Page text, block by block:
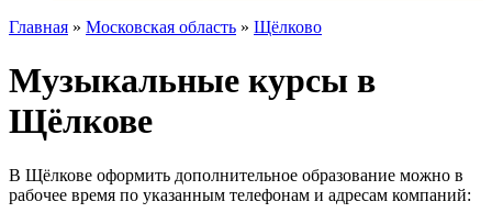
Главная » Московская область » Щёлково
Музыкальные курсы в
Щёлкове
В Щёлкове оформить дополнительное образование можно в
рабочее время по указанным телефонам и адресам компаний: